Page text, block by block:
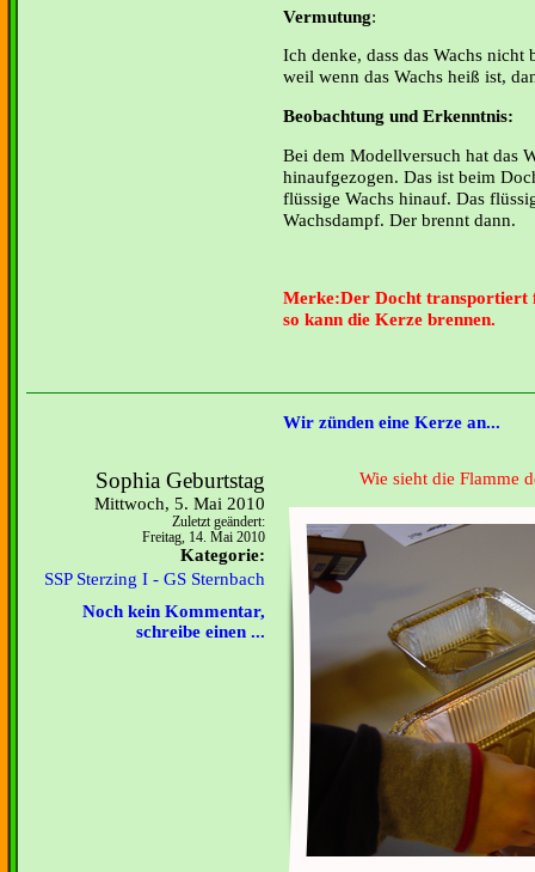
Vermutung:
Ich denke, dass das Wachs nicht
weil wenn das Wachs heiß ist,
Beobachtung und Erkenntnis:
Bei dem Modellversuch hat das
hinaufgezogen. Das ist beim
flüssige Wachs hinauf. Das
Wachsdampf. Der brennt dann.
Merke:Der Docht transportiert
so kann die Kerze brennen.
Wir zünden eine Kerze an...
Sophia Geburtstag
Mittwoch, 5. Mai 2010
Zuletzt geändert:
Freitag, 14. Mai 2010
Kategorie:
SSP Sterzing I - GS Sternbach
Noch kein Kommentar,
schreibe einen ...
Wie sieht die Flamme